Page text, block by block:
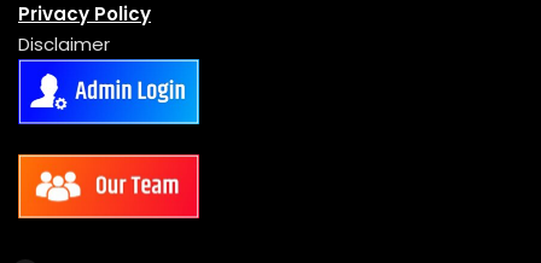
Privacy Policy
Disclaimer